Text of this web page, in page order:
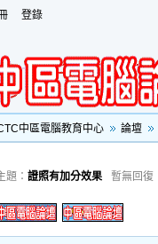
登錄
中區電腦教育中心
論壇
題： 證照有加分效果 暫無回復